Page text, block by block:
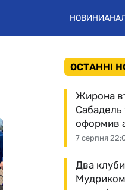
НОВИНИ
ОСТАННІ
7 серпня
Жирона
Сабадель
оформив
Два клуби